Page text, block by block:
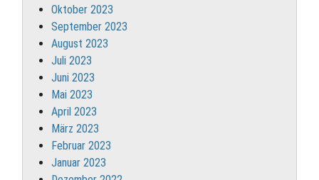
Oktober 2023
September 2023
August 2023
Juli 2023
Juni 2023
Mai 2023
April 2023
März 2023
Februar 2023
Januar 2023